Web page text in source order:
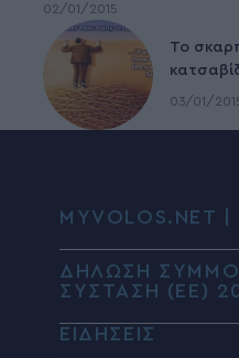
02/01/2015
To
03/01/
MYVOLOS.NET
ΔΗΛΩΣΗ
ΣΥΣΤΑΣΗ (ΕΕ)
ΕΙΔΗΣΕΙΣ